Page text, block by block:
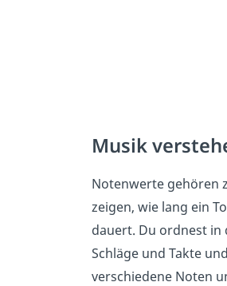
Musik
Notenwerte gehören
zeigen, wie lang ein
dauert. Du ordnest in
Schläge und Takte
verschiedene Noten